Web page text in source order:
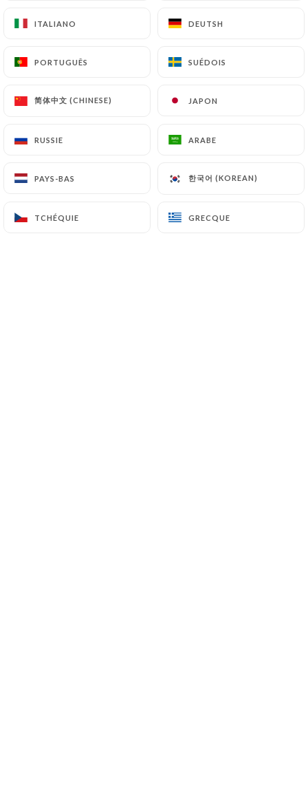
ITALIANO DEUTSH
PORTUGUÊS SUÉDOIS
简体中文 (CHINESE) JAPON
RUSSIE ARABE
PAYS-BAS 한국어 (KOREAN)
TCHÉQUIE GRECQUE
ITALIANO DEUTSH
PORTUGUÊS SUÉDOIS
简体中文 (CHINESE) JAPON
RUSSIE ARABE
PAYS-BAS 한국어 (KOREAN)
TCHÉQUIE GRECQUE